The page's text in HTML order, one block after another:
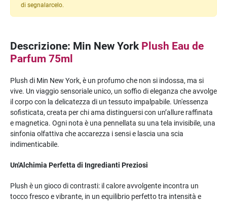
di segnalarcelo.
Descrizione: Min New York Plush Eau de
Parfum 75ml
Plush di Min New York, è un profumo che non si indossa, ma si
vive. Un viaggio sensoriale unico, un soffio di eleganza che avvolge
il corpo con la delicatezza di un tessuto impalpabile. Un'essenza
sofisticata, creata per chi ama distinguersi con un’allure raffinata
e magnetica. Ogni nota è una pennellata su una tela invisibile, una
sinfonia olfattiva che accarezza i sensi e lascia una scia
indimenticabile.
Un'Alchimia Perfetta di Ingredianti Preziosi
Plush è un gioco di contrasti: il calore avvolgente incontra un
tocco fresco e vibrante, in un equilibrio perfetto tra intensità e